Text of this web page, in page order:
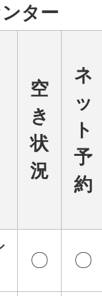
ター
空
き
状
況
ネ
ッ
ト
予
約
〇 〇